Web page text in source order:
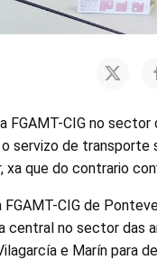
FGAMT-CIG no
servizo de
xa que do contrario
CIG de
central no sector das
e Marín para